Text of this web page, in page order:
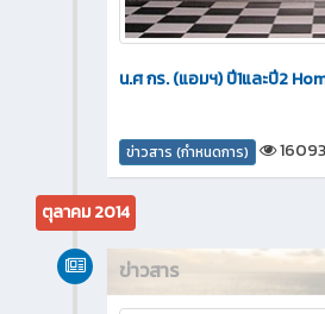
น.ศ กร. (แอมฯ) ปี1และปี2
ข่าวสาร (กำหนดการ) 16093
ตุลาคม 2014
ข่าวสาร